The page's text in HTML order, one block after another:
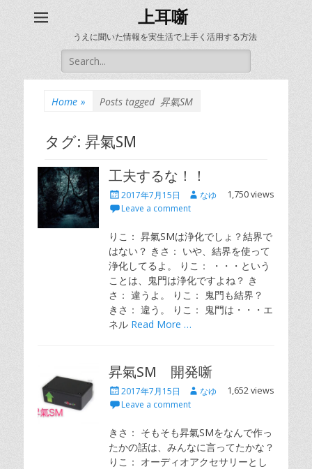
上耳噺
うえに聞いた情報を実生活で上手く活用する方法
Search
for:
Home » Posts tagged 昇氣SM
タグ: 昇氣SM
工夫するな！！
1,750 views
Posted
on
2017年7月15日 Author
なゆ
Leave a comment
りこ： 昇氣SMは浄化でしょ？結界で
はない？ きさ： いや、結界を使って
浄化してるよ。 りこ： ・・・という
ことは、鬼門は浄化ですよね？ き
さ： 違うよ。 りこ： 鬼門も結界？
きさ： 違う。 りこ： 鬼門は・・・エ
ネル Read More …
昇氣SM 開発噺
1,652 views
Posted
on
2017年7月15日 Author
なゆ
Leave a comment
きさ： そもそも昇氣SMをなんで作っ
たかの話は、みんなに言ってたかな？
りこ： オーディオアクセサリーとし